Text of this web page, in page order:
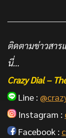
ติดตามข่าวสาร
นี่…
Crazy Dial –
Line :
Instagram :
Facebook :